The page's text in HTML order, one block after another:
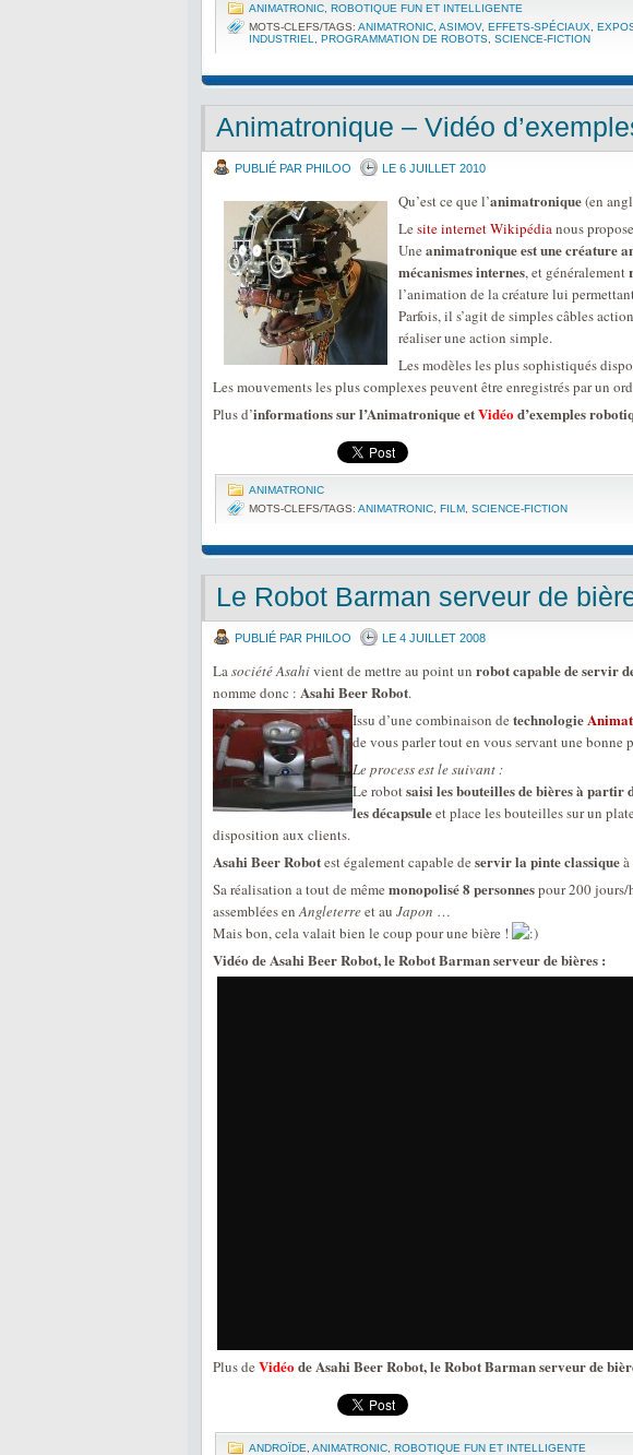
ANIMATRONIC ROBOTIQUE FUN ET INTELLIGENTE
MOTS-CLEFS/TAGS: ANIMATRONIC ASIMOV, EFFETS-SPÉCIAUX
INDUSTRIEL
PROGRAMMATION DE ROBOTS SCIENCE-FICTION
Animatronique – Vidéo
PUBLIÉ PAR PHILOO LE 6 JUILLET 2010
Qu’est ce que l’animatronique(en
Le site internet Wikipédianous
Une animatronique est une créature
mécanismes internes, et généralement
l’animation de la créature lui
Parfois, il s’agit de simples câbles
réaliser une action simple.
Les modèles les plus sophistiqués
Les mouvements les plus complexes peuvent être enregistrés par un
Plus d’informations sur l’Animatronique etVidéod’exemples
ANIMATRONIC
MOTS-CLEFS/TAGS: ANIMATRONIC FILM SCIENCE-FICTION
Le Robot Barman serveur de
PUBLIÉ PAR PHILOO LE 4 JUILLET 2008
Lasociété Asahivient de mettre au point un robot capable de servir
nomme donc : Asahi Beer Robot.
Issu d’une combinaison de technologie
de vous parler tout en vous servant une
Le process est le suivant :
Le robotsaisi les bouteilles de bières à partir
les décapsuleet place les bouteilles sur un
disposition aux clients.
Asahi Beer Robotest également capable de servir la pinte classique
Sa réalisation a tout de même monopolisé 8 personnespour 200 jours/
assemblées enAngleterreet au Japon …
Mais bon, cela valait bien le coup pour une bière !
Vidéo de Asahi Beer Robot, le Robot Barman serveur de bières :
Plus de Vidéode Asahi Beer Robot, le Robot Barman serveur de
ANDROÏDE ANIMATRONIC ROBOTIQUE FUN ET INTELLIGENTE